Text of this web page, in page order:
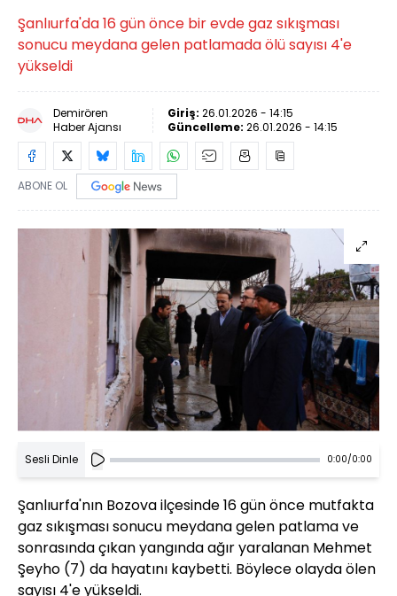
Şanlıurfa'da 16 gün önce bir evde gaz sıkışması
sonucu meydana gelen patlamada ölü sayısı 4'e
yükseldi
Demirören
Haber Ajansı
Giriş: 26.01.2026 - 14:15
Güncelleme: 26.01.2026 - 14:15
ABONE OL
Sesli Dinle 0:00/0:00
Şanlıurfa'nın Bozova ilçesinde 16 gün önce mutfakta
gaz sıkışması sonucu meydana gelen patlama ve
sonrasında çıkan yangında ağır yaralanan Mehmet
Şeyho (7) da hayatını kaybetti. Böylece olayda ölen
sayısı 4'e yükseldi.